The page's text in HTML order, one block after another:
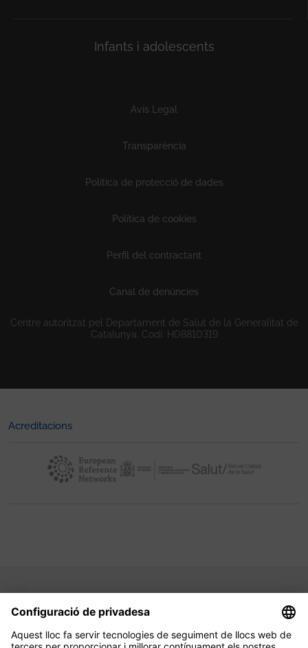
Infants i adolescents
Avís Legal
Transparència
Política de protecció de dades
Política de cookies
Perfil del contractant
Canal de denúncies
Centre autoritzat pel Departament de Salut de la Generalitat de
Catalunya. Codi: H08810319
Acreditacions